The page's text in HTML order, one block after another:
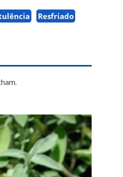
Resfriado